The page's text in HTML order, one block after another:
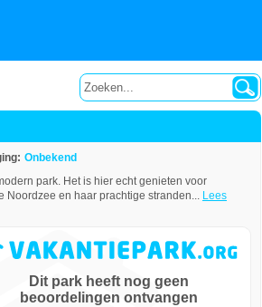
Onbekend
park. Het is hier echt genieten voor
Noordzee en haar prachtige stranden... Lees
Dit park heeft nog geen
beoordelingen ontvangen